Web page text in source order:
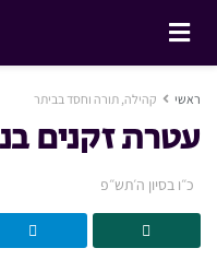
ראשי קהילה, תורה וחסד בביתר
עטרת זקנים
כ״ו בסיון ה׳תש״פ